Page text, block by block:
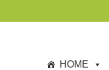
HOME